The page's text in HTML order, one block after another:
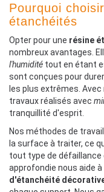
Pourquoi
étanchéités
Opter pour une résine
nombreux avantages.
l'humidité tout en étant
sont conçues pour
les plus extrêmes.
travaux réalisés avec
tranquillité d'esprit.
Nos méthodes de
la surface à traiter, ce
tout type de défaillance
approfondie nous aide
d'étanchéité